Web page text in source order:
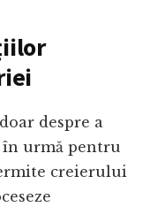
despre a
în urmă pentru
creierului